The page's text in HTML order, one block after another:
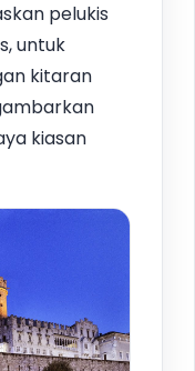
pelukis
untuk
kitaran
kiasan